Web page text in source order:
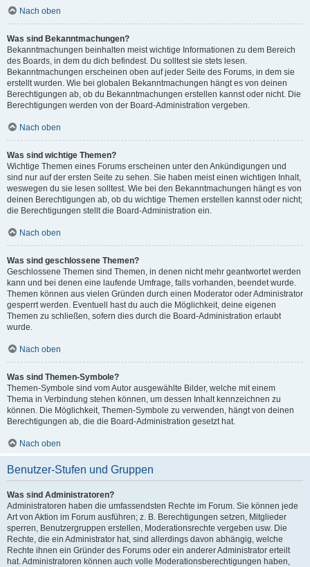
Nach oben
Was sind Bekanntmachungen?
Bekanntmachungen beinhalten meist wichtige Informationen zu dem Bereich
des Boards, in dem du dich befindest. Du solltest sie stets lesen.
Bekanntmachungen erscheinen oben auf jeder Seite des Forums, in dem sie
erstellt wurden. Wie bei globalen Bekanntmachungen hängt es von deinen
Berechtigungen ab, ob du Bekanntmachungen erstellen kannst oder nicht. Die
Berechtigungen werden von der Board-Administration vergeben.
Nach oben
Was sind wichtige Themen?
Wichtige Themen eines Forums erscheinen unter den Ankündigungen und
sind nur auf der ersten Seite zu sehen. Sie haben meist einen wichtigen Inhalt,
weswegen du sie lesen solltest. Wie bei den Bekanntmachungen hängt es von
deinen Berechtigungen ab, ob du wichtige Themen erstellen kannst oder nicht;
die Berechtigungen stellt die Board-Administration ein.
Nach oben
Was sind geschlossene Themen?
Geschlossene Themen sind Themen, in denen nicht mehr geantwortet werden
kann und bei denen eine laufende Umfrage, falls vorhanden, beendet wurde.
Themen können aus vielen Gründen durch einen Moderator oder Administrator
gesperrt werden. Eventuell hast du auch die Möglichkeit, deine eigenen
Themen zu schließen, sofern dies durch die Board-Administration erlaubt
wurde.
Nach oben
Was sind Themen-Symbole?
Themen-Symbole sind vom Autor ausgewählte Bilder, welche mit einem
Thema in Verbindung stehen können, um dessen Inhalt kennzeichnen zu
können. Die Möglichkeit, Themen-Symbole zu verwenden, hängt von deinen
Berechtigungen ab, die die Board-Administration gesetzt hat.
Nach oben
Benutzer-Stufen und Gruppen
Was sind Administratoren?
Administratoren haben die umfassendsten Rechte im Forum. Sie können jede
Art von Aktion im Forum ausführen; z. B. Berechtigungen setzen, Mitglieder
sperren, Benutzergruppen erstellen, Moderationsrechte vergeben usw. Die
Rechte, die ein Administrator hat, sind allerdings davon abhängig, welche
Rechte ihnen ein Gründer des Forums oder ein anderer Administrator erteilt
hat. Administratoren können auch volle Moderationsberechtigungen haben,